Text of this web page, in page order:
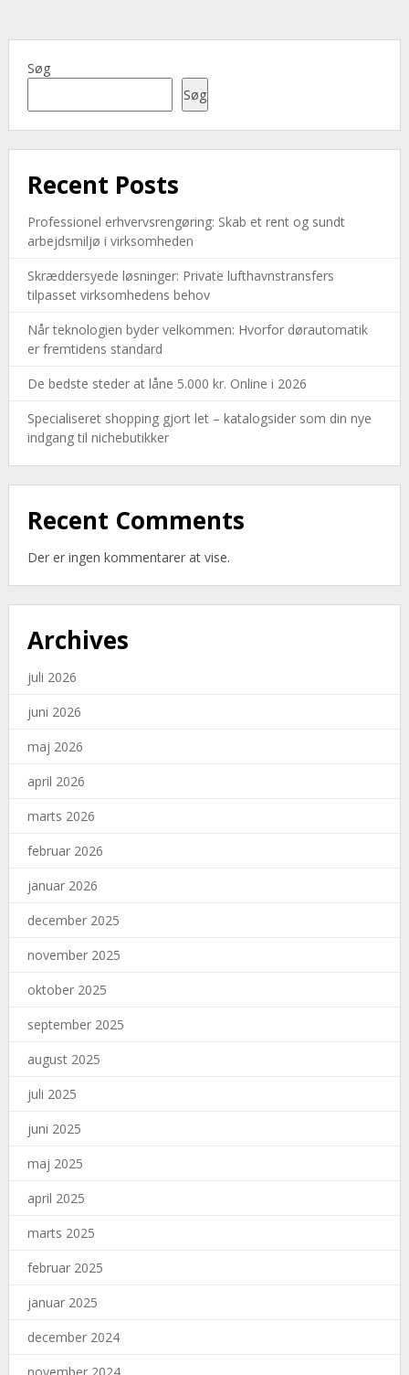
Søg
Søg
Recent Posts
Professionel erhvervsrengøring: Skab et rent og sundt
arbejdsmiljø i virksomheden
Skræddersyede løsninger: Private lufthavnstransfers
tilpasset virksomhedens behov
Når teknologien byder velkommen: Hvorfor dørautomatik
er fremtidens standard
De bedste steder at låne 5.000 kr. Online i 2026
Specialiseret shopping gjort let – katalogsider som din nye
indgang til nichebutikker
Recent Comments
Der er ingen kommentarer at vise.
Archives
juli 2026
juni 2026
maj 2026
april 2026
marts 2026
februar 2026
januar 2026
december 2025
november 2025
oktober 2025
september 2025
august 2025
juli 2025
juni 2025
maj 2025
april 2025
marts 2025
februar 2025
januar 2025
december 2024